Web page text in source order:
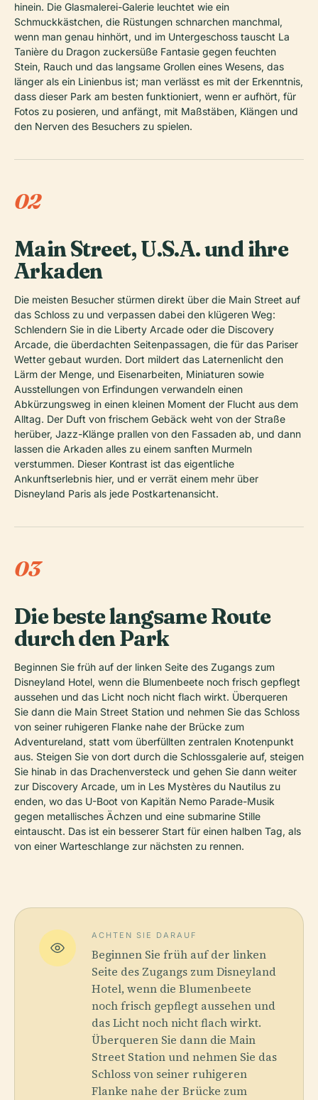
hinein. Die Glasmalerei-Galerie leuchtet wie ein
Schmuckkästchen, die Rüstungen schnarchen manchmal,
wenn man genau hinhört, und im Untergeschoss tauscht La
Tanière du Dragon zuckersüße Fantasie gegen feuchten
Stein, Rauch und das langsame Grollen eines Wesens, das
länger als ein Linienbus ist; man verlässt es mit der Erkenntnis,
dass dieser Park am besten funktioniert, wenn er aufhört, für
Fotos zu posieren, und anfängt, mit Maßstäben, Klängen und
den Nerven des Besuchers zu spielen.
02
Main Street, U.S.A. und ihre
Arkaden
Die meisten Besucher stürmen direkt über die Main Street auf
das Schloss zu und verpassen dabei den klügeren Weg:
Schlendern Sie in die Liberty Arcade oder die Discovery
Arcade, die überdachten Seitenpassagen, die für das Pariser
Wetter gebaut wurden. Dort mildert das Laternenlicht den
Lärm der Menge, und Eisenarbeiten, Miniaturen sowie
Ausstellungen von Erfindungen verwandeln einen
Abkürzungsweg in einen kleinen Moment der Flucht aus dem
Alltag. Der Duft von frischem Gebäck weht von der Straße
herüber, Jazz-Klänge prallen von den Fassaden ab, und dann
lassen die Arkaden alles zu einem sanften Murmeln
verstummen. Dieser Kontrast ist das eigentliche
Ankunftserlebnis hier, und er verrät einem mehr über
Disneyland Paris als jede Postkartenansicht.
03
Die beste langsame Route
durch den Park
Beginnen Sie früh auf der linken Seite des Zugangs zum
Disneyland Hotel, wenn die Blumenbeete noch frisch gepflegt
aussehen und das Licht noch nicht flach wirkt. Überqueren
Sie dann die Main Street Station und nehmen Sie das Schloss
von seiner ruhigeren Flanke nahe der Brücke zum
Adventureland, statt vom überfüllten zentralen Knotenpunkt
aus. Steigen Sie von dort durch die Schlossgalerie auf, steigen
Sie hinab in das Drachenversteck und gehen Sie dann weiter
zur Discovery Arcade, um in Les Mystères du Nautilus zu
enden, wo das U-Boot von Kapitän Nemo Parade-Musik
gegen metallisches Ächzen und eine submarine Stille
eintauscht. Das ist ein besserer Start für einen halben Tag, als
von einer Warteschlange zur nächsten zu rennen.
ACHTEN SIE DARAUF
Beginnen Sie früh auf der linken
Seite des Zugangs zum Disneyland
Hotel, wenn die Blumenbeete
noch frisch gepflegt aussehen und
das Licht noch nicht flach wirkt.
Überqueren Sie dann die Main
Street Station und nehmen Sie das
Schloss von seiner ruhigeren
Flanke nahe der Brücke zum